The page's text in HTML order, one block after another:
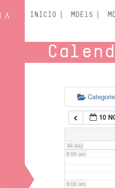
INICIO MDE15
10
All-day
5:00 am
6:00 am
7:00 am
8:00 am
9:00 am